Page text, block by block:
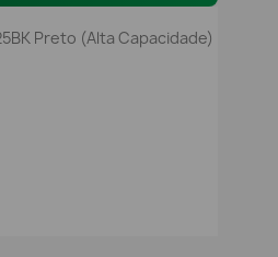
Preto (alta Capacidade)